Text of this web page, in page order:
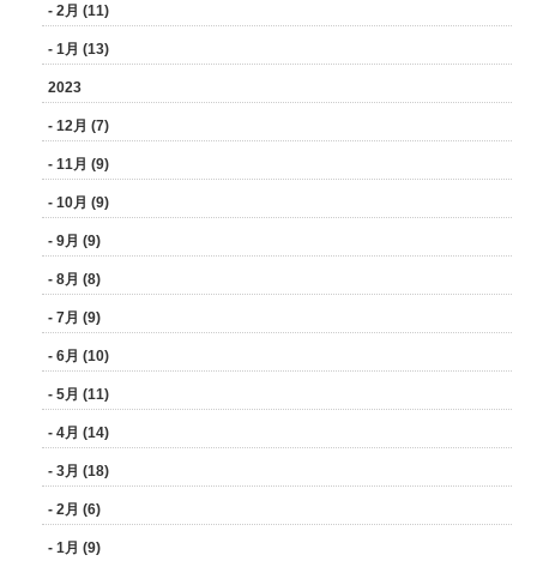
- 2月 (11)
- 1月 (13)
2023
- 12月 (7)
- 11月 (9)
- 10月 (9)
- 9月 (9)
- 8月 (8)
- 7月 (9)
- 6月 (10)
- 5月 (11)
- 4月 (14)
- 3月 (18)
- 2月 (6)
- 1月 (9)